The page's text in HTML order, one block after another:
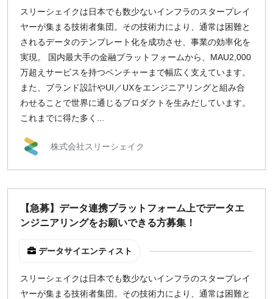
スタートアップ
土日週末OK
稼働時間
週5日
週4日
週3日
週1日
地域
東京
大阪
京都
スリーシェイクは日本でも数少ないインフラのスタープレイ
ヤーが集まる技術者集団。その技術力により、通常は困難と
されるデータのテンプレート化を成功させ、事業の効率化を
実現。 国内最大手の金融プラットフォームから、MAU2,000
万超えサービスを持つベンチャーまで幅広く支えています。
また、ブランド設計やUI／UXをエンジニアリングと組み合
わせることで世界に通じるプロダクトを生みだしています。
これまでに得た多く...
株式会社スリーシェイク
【急募】データ連携プラットフォーム上でデータエ
ンジニアリングをお願いできる方募集！
データサイエンティスト
スリーシェイクは日本でも数少ないインフラのスタープレイ
ヤーが集まる技術者集団。その技術力により、通常は困難と